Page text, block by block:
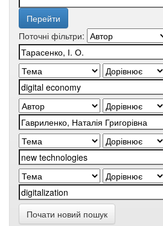
Поточні фільтри:
Почати новий пошук